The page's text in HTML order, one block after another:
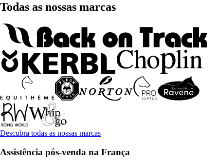
Todas as nossas marcas
Descubra todas as nossas marcas
Assistência pós-venda na França